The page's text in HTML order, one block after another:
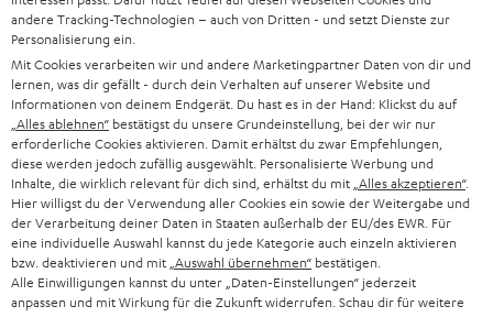
einzelnen Angaben hierzu findest du unter den technischen Daten
der Lautsprecher auf unserer Webseite.
Bei einemStereo-System mit zwei Lautsprechern sollten die Boxen
direkt auf den Hörer gerichtet schallen. Hörerposition und Standort
der Boxen bilden idealerweise ein gleichschenkliges Dreieck. Das
sogenannte "Stereodreieck". Um einen Raum gleichmäßig zu
beschallen, sollten die Boxen am besten auf Kopfhöhe und etwas
angewinkelt stehen.
Ansonsten sollten sich die Lautsprecher natürlich mit dem Regal
arrangieren und nicht andersherum – stelle das Regal also so auf, wie es
der Raum und dein Design am besten hergibt und wie du es gern
möchtest.
Gibt es Regallautsprecher mit gutem Bass?
u
n
g
SOUNDBAR
HIFI-LAUTSPRECHER
SMART HOME
BLUETOOTH-LAUTSPRECHER
KOPFHÖRER
BLUETOOTH-KOPFHÖRER
STEREOANLAGEN
KARRIERE
PRESSE & MARKETING
GESCHÄFTSKUNDEN
PARTNERPROGRAMM
BLOG
NEWSLETTER
DEUTSCHLAND
ÖSTERREICH
SCHWEIZ
NIEDERLANDE
BELGIEN
andere Tracking-Technologien – auch von Dritten - und setzt Dienste zur
Personalisierung ein.
Mit Cookies verarbeiten wir und andere Marketingpartner Daten von dir und
lernen, was dir gefällt - durch dein Verhalten auf unserer Website und
Informationen von deinem Endgerät. Du hast es in der Hand: Klickst du auf
„Alles ablehnen“ bestätigst du unsere Grundeinstellung, bei der wir nur
erforderliche Cookies aktivieren. Damit erhältst du zwar Empfehlungen,
diese werden jedoch zufällig ausgewählt. Personalisierte Werbung und
Inhalte, die wirklich relevant für dich sind, erhältst du mit „Alles akzeptieren“.
Hier willigst du der Verwendung aller Cookies ein sowie der Weitergabe und
der Verarbeitung deiner Daten in Staaten außerhalb der EU/des EWR. Für
eine individuelle Auswahl kannst du jede Kategorie auch einzeln aktivieren
bzw. deaktivieren und mit „Auswahl übernehmen“ bestätigen.
Alle Einwilligungen kannst du unter „Daten-Einstellungen“ jederzeit
anpassen und mit Wirkung für die Zukunft widerrufen. Schau dir für weitere